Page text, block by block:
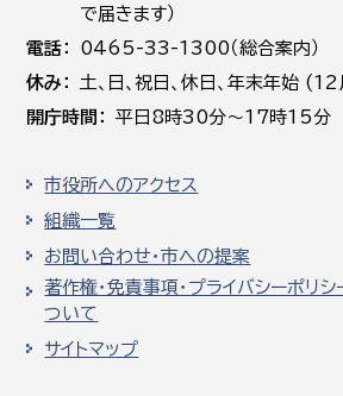
で届きます）
電話
0465-33-1300（総合案内）
休み
土､日､祝日、休日、年末年始
開庁時間
平日8時30分～17時15分
市役所へのアクセス
組織一覧
お問い合わせ・市への提案
著作権・免責事項・プライバシーポリシ
ついて
サイトマップ